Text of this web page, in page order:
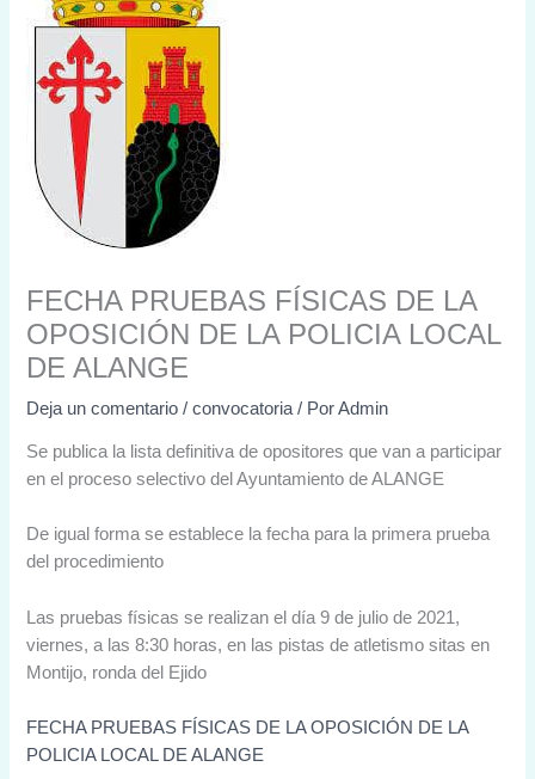
FECHA PRUEBAS FÍSICAS DE LA
OPOSICIÓN DE LA POLICIA LOCAL
DE ALANGE
Deja un comentario /convocatoria / PorAdmin
Se publica la lista definitiva de opositores que van a participar
en el proceso selectivo del Ayuntamiento de ALANGE
De igual forma se establece la fecha para la primera prueba
del procedimiento
Las pruebas físicas se realizan el día 9 de julio de 2021,
viernes, a las 8:30 horas, en las pistas de atletismo sitas en
Montijo, ronda del Ejido
FECHA PRUEBAS FÍSICAS DE LA OPOSICIÓN DE LA
POLICIA LOCAL DE ALANGE